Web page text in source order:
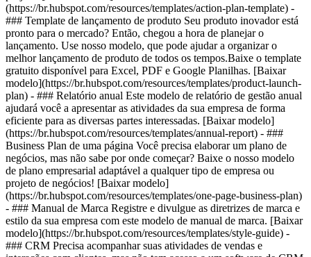
(https://br.hubspot.com/resources/templates/action-plan-template) -
### Template de lançamento de produto Seu produto inovador está
pronto para o mercado? Então, chegou a hora de planejar o
lançamento. Use nosso modelo, que pode ajudar a organizar o
melhor lançamento de produto de todos os tempos.Baixe o template
gratuito disponível para Excel, PDF e Google Planilhas. [Baixar
modelo](https://br.hubspot.com/resources/templates/product-launch-
plan) - ### Relatório anual Este modelo de relatório de gestão anual
ajudará você a apresentar as atividades da sua empresa de forma
eficiente para as diversas partes interessadas. [Baixar modelo]
(https://br.hubspot.com/resources/templates/annual-report) - ###
Business Plan de uma página Você precisa elaborar um plano de
negócios, mas não sabe por onde começar? Baixe o nosso modelo
de plano empresarial adaptável a qualquer tipo de empresa ou
projeto de negócios! [Baixar modelo]
(https://br.hubspot.com/resources/templates/one-page-business-plan)
- ### Manual de Marca Registre e divulgue as diretrizes de marca e
estilo da sua empresa com este modelo de manual de marca. [Baixar
modelo](https://br.hubspot.com/resources/templates/style-guide) -
### CRM Precisa acompanhar suas atividades de vendas e